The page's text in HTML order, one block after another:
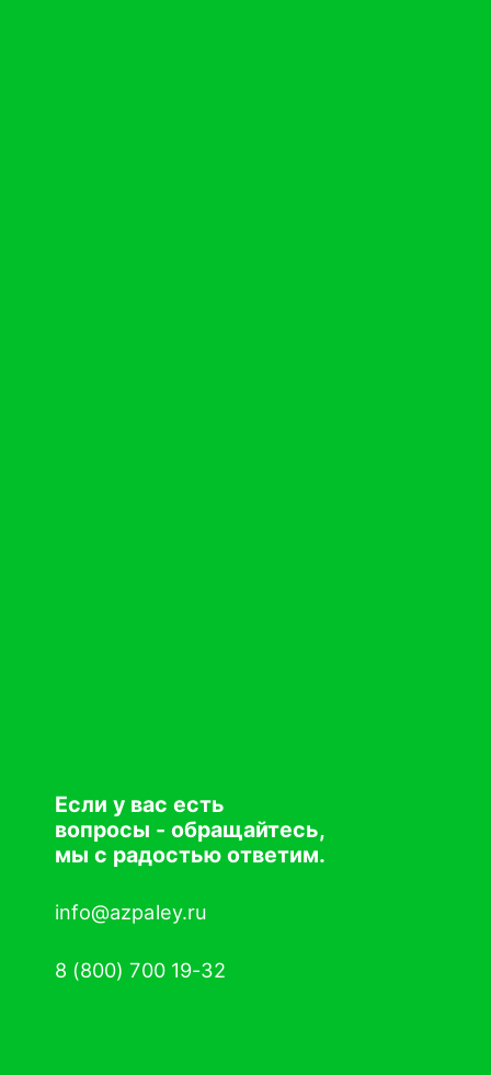
Если у вас есть
вопросы - обращайтесь,
мы с радостью ответим.
info@azpaley.ru
8 (800) 700 19-32